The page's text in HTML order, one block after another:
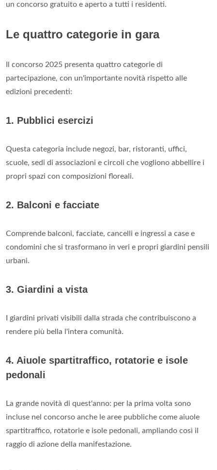
un concorso gratuito e aperto a tutti i residenti.
Le quattro categorie in gara
Il concorso 2025 presenta quattro categorie di
partecipazione, con un'importante novità rispetto alle
edizioni precedenti:
1. Pubblici esercizi
Questa categoria include negozi, bar, ristoranti, uffici,
scuole, sedi di associazioni e circoli che vogliono abbellire i
propri spazi con composizioni floreali.
2. Balconi e facciate
Comprende balconi, facciate, cancelli e ingressi a case e
condomini che si trasformano in veri e propri giardini pensili
urbani.
3. Giardini a vista
I giardini privati visibili dalla strada che contribuiscono a
rendere più bella l'intera comunità.
4. Aiuole spartitraffico, rotatorie e isole
pedonali
La grande novità di quest'anno: per la prima volta sono
incluse nel concorso anche le aree pubbliche come aiuole
spartitraffico, rotatorie e isole pedonali, ampliando così il
raggio di azione della manifestazione.